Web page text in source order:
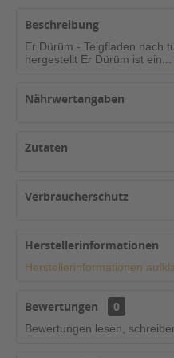
Beschreibung
Er Dürüm - Teigfladen nach
hergestellt Er Dürüm ist ein...
Nährwertangaben
Zutaten
Verbraucherschutz
Herstellerinformationen
Herstellerinformationen
Bewertungen 0
Bewertungen lesen,